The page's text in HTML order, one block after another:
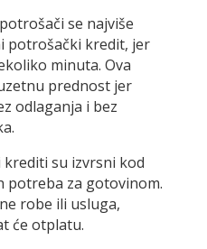
se najviše
potrošački kredit, jer
minuta. Ova
prednost jer
odlaganja i bez
su izvrsni kod
potreba za gotovinom.
robe ili usluga,
će otplatu.